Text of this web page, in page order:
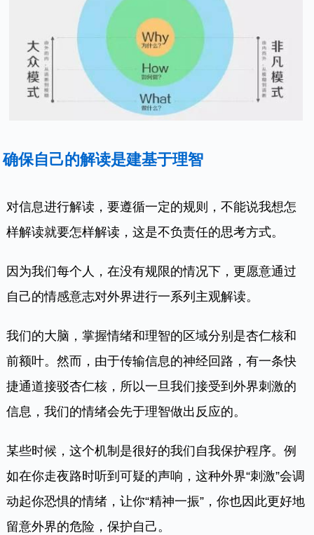
确保自己的解读是建基于理智
对信息进行解读，要遵循一定的规则，不能说我想怎
样解读就要怎样解读，这是不负责任的思考方式。
因为我们每个人，在没有规限的情况下，更愿意通过
自己的情感意志对外界进行一系列主观解读。
我们的大脑，掌握情绪和理智的区域分别是杏仁核和
前额叶。然而，由于传输信息的神经回路，有一条快
捷通道接驳杏仁核，所以一旦我们接受到外界刺激的
信息，我们的情绪会先于理智做出反应的。
某些时候，这个机制是很好的我们自我保护程序。例
如在你走夜路时听到可疑的声响，这种外界“刺激”会调
动起你恐惧的情绪，让你“精神一振”，你也因此更好地
留意外界的危险，保护自己。